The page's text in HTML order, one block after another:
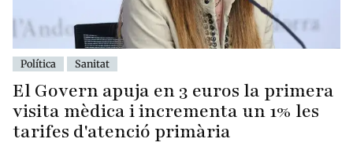
Política Sanitat
El Govern apuja en 3 euros la primera
visita mèdica i incrementa un 1% les
tarifes d'atenció primària